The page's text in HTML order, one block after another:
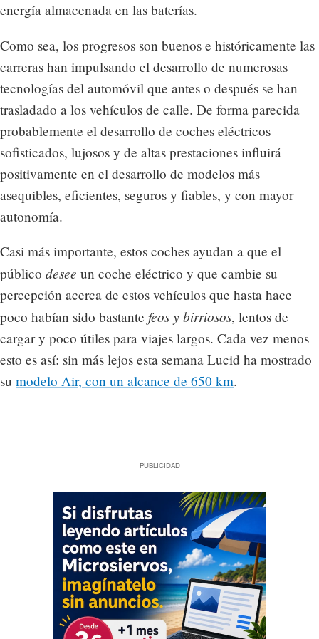
energía almacenada en las baterías.
Como sea, los progresos son buenos e históricamente las
carreras han impulsando el desarrollo de numerosas
tecnologías del automóvil que antes o después se han
trasladado a los vehículos de calle. De forma parecida
probablemente el desarrollo de coches eléctricos
sofisticados, lujosos y de altas prestaciones influirá
positivamente en el desarrollo de modelos más
asequibles, eficientes, seguros y fiables, y con mayor
autonomía.
Casi más importante, estos coches ayudan a que el
público desee un coche eléctrico y que cambie su
percepción acerca de estos vehículos que hasta hace
poco habían sido bastante feos y birriosos, lentos de
cargar y poco útiles para viajes largos. Cada vez menos
esto es así: sin más lejos esta semana Lucid ha mostrado
su modelo Air, con un alcance de 650 km.
PUBLICIDAD